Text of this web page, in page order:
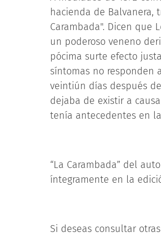
hacienda de Balvanera,
Carambada". Dicen que
un poderoso veneno
pócima surte efecto
síntomas no responden
veintiún días después
dejaba de existir a
tenía antecedentes en
“La Carambada” del
íntegramente en la
Si deseas consultar